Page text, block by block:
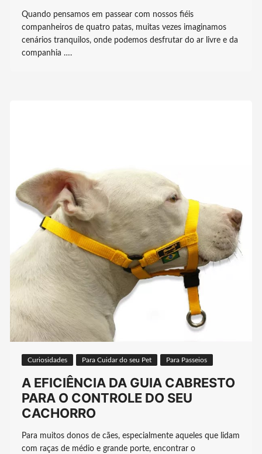
Quando pensamos em passear com nossos fiéis
companheiros de quatro patas, muitas vezes imaginamos
cenários tranquilos, onde podemos desfrutar do ar livre e da
companhia ….
Curiosidades Para Cuidar do seu Pet Para Passeios
A EFICIÊNCIA DA GUIA CABRESTO
PARA O CONTROLE DO SEU
CACHORRO
Para muitos donos de cães, especialmente aqueles que lidam
com raças de médio e grande porte, encontrar o